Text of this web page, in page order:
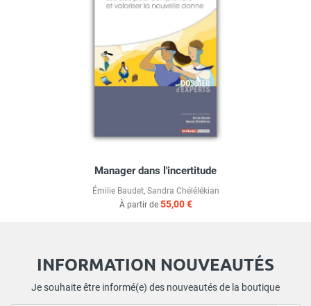
Manager dans l'incertitude
Émilie Baudet, Sandra Chélélékian
À partir de 55,00 €
INFORMATION NOUVEAUTÉS
Je souhaite être informé(e) des nouveautés de la boutique